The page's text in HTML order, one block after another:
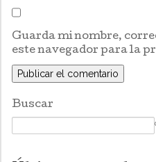
Guarda mi nombre,
este navegador para la
Buscar